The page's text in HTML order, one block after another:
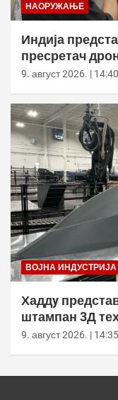
НАОРУЖАЊЕ
Индија
пресретач
9. август 2026. | 14:40
ВОЈНА ИНДУСТРИЈА
Хаддy
штампан 3Д
9. август 2026. | 14:35